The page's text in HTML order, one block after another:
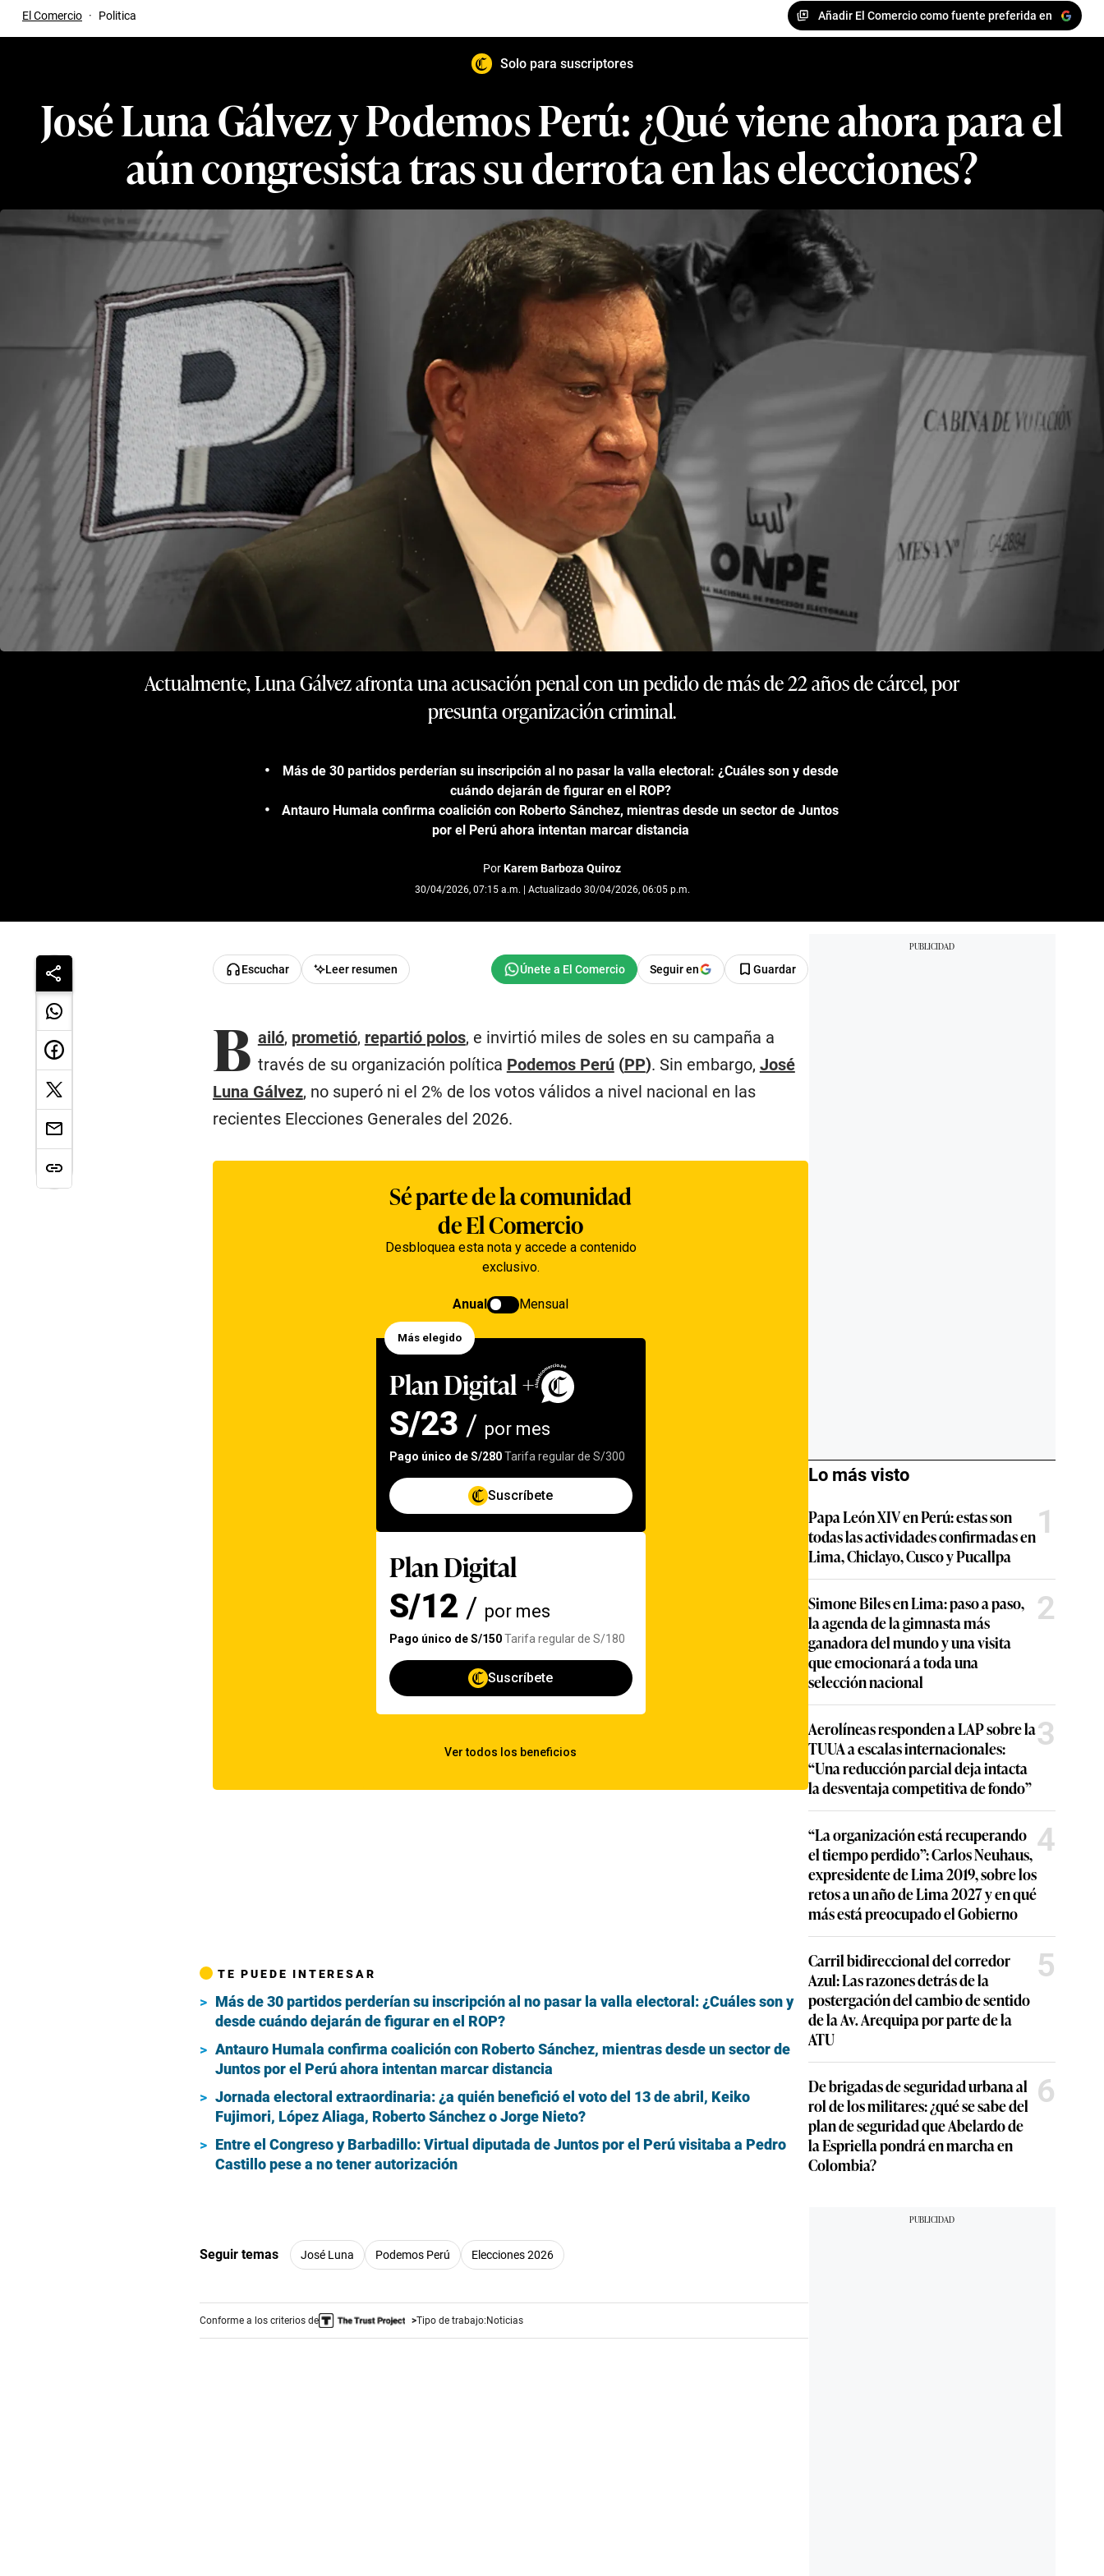
El Comercio · Politica Añadir El Comercio como fuente preferida en
Solo para suscriptores
José Luna Gálvez y Podemos Perú: ¿Qué viene ahora para el
aún congresista tras su derrota en las elecciones?
Actualmente, Luna Gálvez afronta una acusación penal con un pedido de más de 22 años de cárcel, por
presunta organización criminal.
Más de 30 partidos perderían su inscripción al no pasar la valla electoral: ¿Cuáles son y desde
cuándo dejarán de figurar en el ROP?
Antauro Humala confirma coalición con Roberto Sánchez, mientras desde un sector de Juntos
por el Perú ahora intentan marcar distancia
PorKarem Barboza Quiroz
30/04/2026, 07:15 a.m. | Actualizado 30/04/2026, 06:05 p.m.
Escuchar Leer resumen Seguir en Guardar
B ailó, prometió, repartió polos, e invirtió miles de soles en su campaña a
través de su organización política Podemos Perú(PP). Sin embargo, José
Luna Gálvez, no superó ni el 2% de los votos válidos a nivel nacional en las
recientes Elecciones Generales del 2026.
TE PUEDE INTERESAR
Más de 30 partidos perderían su inscripción al no pasar la valla electoral: ¿Cuáles son y
desde cuándo dejarán de figurar en el ROP?
Antauro Humala confirma coalición con Roberto Sánchez, mientras desde un sector de
Juntos por el Perú ahora intentan marcar distancia
Jornada electoral extraordinaria: ¿a quién benefició el voto del 13 de abril, Keiko
Fujimori, López Aliaga, Roberto Sánchez o Jorge Nieto?
Entre el Congreso y Barbadillo: Virtual diputada de Juntos por el Perú visitaba a Pedro
Castillo pese a no tener autorización
Seguir temas José Luna Podemos Perú Elecciones 2026
Conforme a los criterios de Tipo de trabajo:Noticias
Lo más visto
Papa León XIV en Perú: estas son
todas las actividades confirmadas en
Lima, Chiclayo, Cusco y Pucallpa
1
Simone Biles en Lima: paso a paso,
la agenda de la gimnasta más
ganadora del mundo y una visita
que emocionará a toda una
selección nacional
2
Aerolíneas responden a LAP sobre la
TUUA a escalas internacionales:
“Una reducción parcial deja intacta
la desventaja competitiva de fondo”
3
“La organización está recuperando
el tiempo perdido”: Carlos Neuhaus,
expresidente de Lima 2019, sobre los
retos a un año de Lima 2027 y en qué
más está preocupado el Gobierno
4
Carril bidireccional del corredor
Azul: Las razones detrás de la
postergación del cambio de sentido
de la Av. Arequipa por parte de la
ATU
5
De brigadas de seguridad urbana al
rol de los militares: ¿qué se sabe del
plan de seguridad que Abelardo de
la Espriella pondrá en marcha en
Colombia?
6